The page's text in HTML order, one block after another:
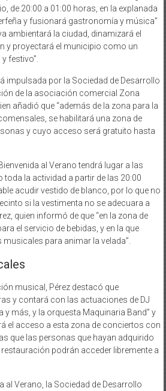
de 20:00 a 01:00 horas, en la explanada
y fusionará gastronomía y música”
ambientará la ciudad, dinamizará el
y proyectará el municipio como un
festivo”.
impulsada por la Sociedad de Desarrollo
de la asociación comercial Zona
añadió que “además de la zona para la
se habilitará una zona de
y cuyo acceso será gratuito hasta
al Verano tendrá lugar a las
la actividad a partir de las 20:00
acudir vestido de blanco, por lo que no
si la vestimenta no se adecuara a
quien informó de que “en la zona de
el servicio de bebidas, y en la que
para animar la velada”.
musical, Pérez destacó que
y contará con las actuaciones de DJ
y más, y la orquesta Maquinaria Band” y
el acceso a esta zona de conciertos con
que las personas que hayan adquirido
restauración podrán acceder libremente a
al Verano, la Sociedad de Desarrollo